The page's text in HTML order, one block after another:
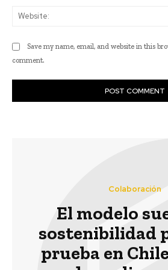
Save my name, email, and website in this
comment.